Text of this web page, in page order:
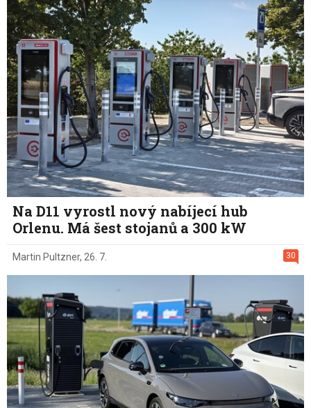
Na D11 vyrostl nový nabíjecí hub
Orlenu. Má šest stojanů a 300 kW
30
Martin Pultzner, 26. 7.